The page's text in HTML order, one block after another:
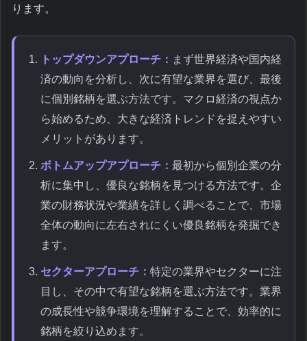
ります。
トップダウンアプローチ： まず世界経済や国内経
済の動向を分析し、次に有望な業界を選び、最後
に個別銘柄を選ぶ方法です。マクロ経済の視点か
ら始めるため、大きな経済トレンドを捉えやすい
メリットがあります。
ボトムアップアプローチ： 最初から個別企業の分
析に集中し、優良な銘柄を見つける方法です。企
業の財務状況や業績を詳しく調べることで、市場
全体の動向に左右されにくい優良銘柄を発掘でき
ます。
セクターアプローチ： 特定の業界やセクターに注
目し、その中で有望な銘柄を選ぶ方法です。業界
の成長性や競争環境を理解することで、効率的に
銘柄を絞り込めます。